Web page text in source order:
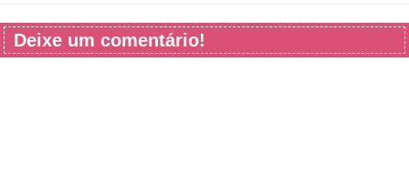
Deixe um comentário!